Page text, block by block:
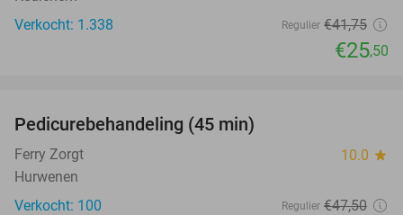
Verkocht: 1.338
Regulier €41,75
€25,50
OUT
Pedicurebehandeling (45 min)
Ferry Zorgt 10.0 star
Hurwenen
Verkocht: 100
Regulier €47,50